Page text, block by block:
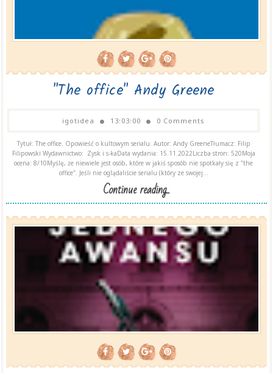
"The office" Andy Greene
igotidea 13:03:00 0 Comments
Tytuł: The office. Opowieść o kultowym serialu. Autor: Andy GreeneTłumacz: Filip
Filipowski Wydawnictwo: Zysk i s-kaData wydania: 15.11.2022Liczba stron: 520Moja
ocena: 8/10Myślę, że niewiele jest osób, które w jakiś sposób nie spotkały się z "the
office". Jeśli nie oglądaliście serialu (który ze swojej...
Continue reading...